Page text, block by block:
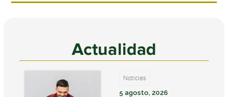
Actualidad
Noticias
5 agosto, 2026